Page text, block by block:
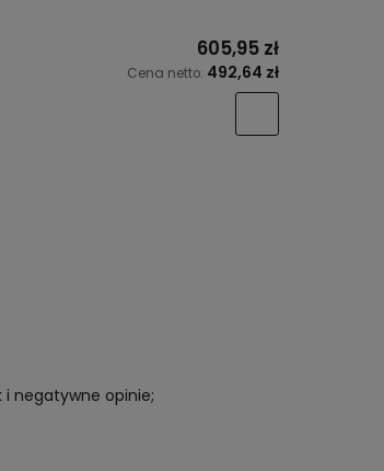
605,95 zł
Cena netto: 492,64 zł
negatywne opinie;